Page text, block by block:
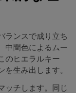
ランスで成り立ち
中間色によるムー
のヒエラルキー
生み出します。
ッチします。同じ